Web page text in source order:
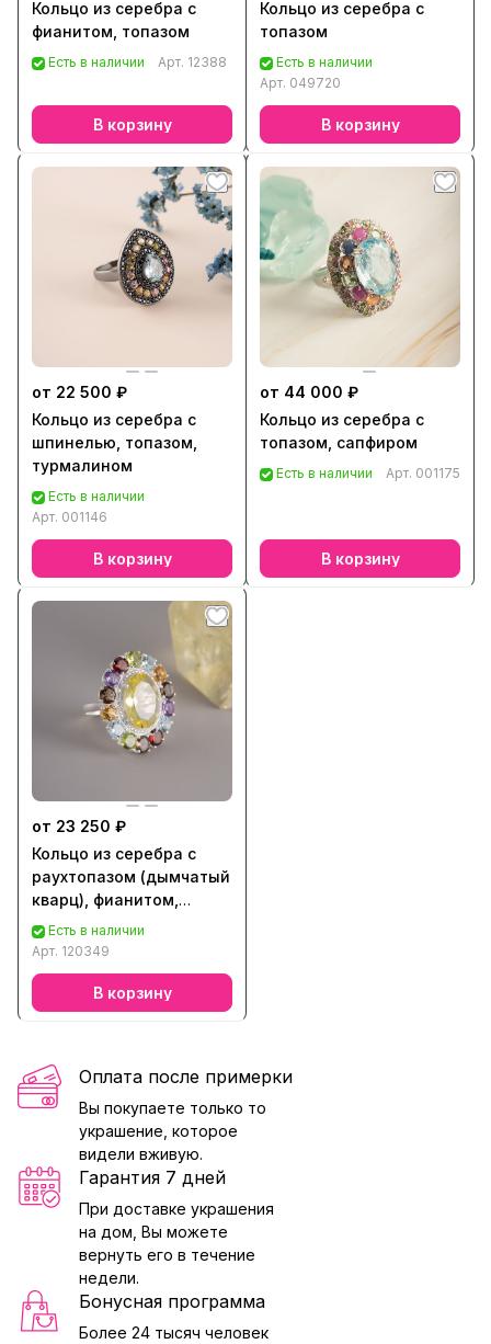
Кольцо из серебра с
фианитом, топазом
Есть в наличии Арт. 12388
В корзину
Кольцо из серебра с
топазом
Есть в наличии
Арт. 049720
В корзину
от 22 500 ₽
Кольцо из серебра с
шпинелью, топазом,
турмалином
Есть в наличии
Арт. 001146
В корзину
от 44 000 ₽
Кольцо из серебра с
топазом, сапфиром
Есть в наличии Арт. 001175
В корзину
от 23 250 ₽
Кольцо из серебра с
раухтопазом (дымчатый
кварц), фианитом,
аметистом, топазом,
кварцем, хризолитом,
цитрином
Есть в наличии
Арт. 120349
В корзину
Оплата после примерки
Вы покупаете только то
украшение, которое
видели вживую.
Гарантия 7 дней
При доставке украшения
на дом, Вы можете
вернуть его в течение
недели.
Бонусная программа
Более 24 тысяч человек